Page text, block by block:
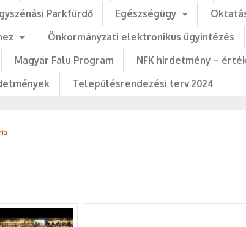
Parkfürdő Egészségügy
Önkormányzati elektronikus ügyintézés
Magyar Falu Program NFK hirdetmény –
Településrendezési terv 2024